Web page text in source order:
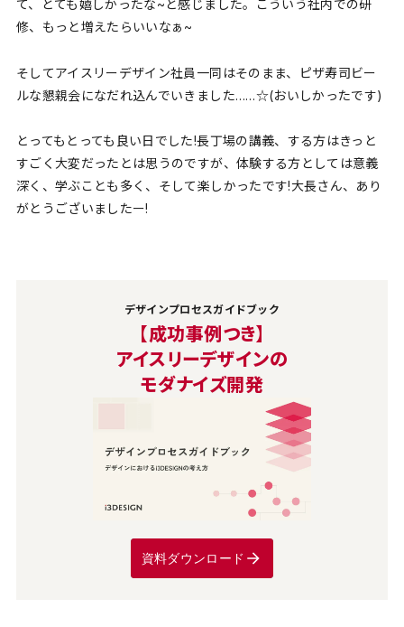
て、とても嬉しかったな~と感じました。こういう社内での研
修、もっと増えたらいいなぁ~
そしてアイスリーデザイン社員一同はそのまま、ピザ寿司ビー
ルな懇親会になだれ込んでいきました……☆(おいしかったです)
とってもとっても良い日でした!長丁場の講義、する方はきっと
すごく大変だったとは思うのですが、体験する方としては意義
深く、学ぶことも多く、そして楽しかったです!大長さん、あり
がとうございましたー!
デザインプロセスガイドブック
【成功事例つき】
アイスリーデザインの
モダナイズ開発
資料ダウンロード